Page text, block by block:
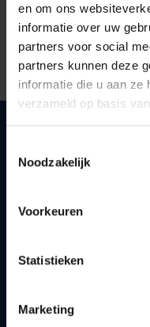
en om ons
informatie over uw
partners voor social
partners kunnen deze
informatie die u aan ze
verzameld op basis
Noodzakelijk
Voorkeuren
Statistieken
Marketing
Snel naar
Bereikbaarheid